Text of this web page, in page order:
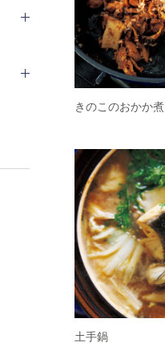
きのこのおかか煮
土手鍋